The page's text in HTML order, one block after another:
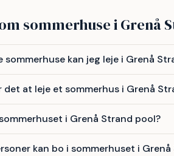
sommerhuse i Grenå
sommerhuse kan jeg leje i Grenå
det at leje et sommerhus i Grenå
i Grenå Strand pool?
kan bo i sommerhuset i Grenå